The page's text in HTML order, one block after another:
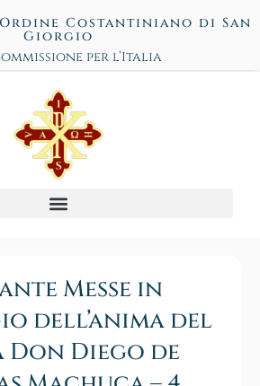
Costantiniano di San
Giorgio
per l’Italia
Messe in
dell’anima del
Don Diego de